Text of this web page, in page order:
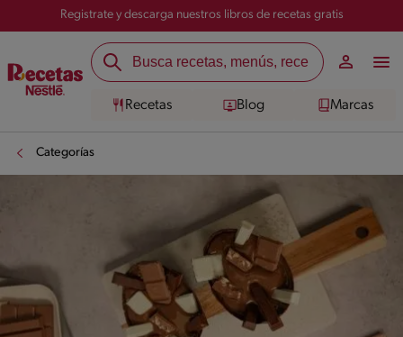
Registrate y descarga nuestros libros de recetas gratis
Recetas Blog Marcas
Categorías